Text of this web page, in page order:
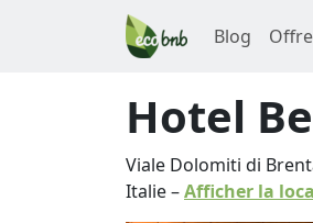
Blog
Hotel
Viale Dolomiti di
Italie–Afficher la